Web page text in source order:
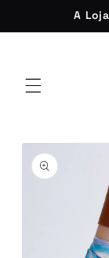
conteúdo
A
informação
do produto